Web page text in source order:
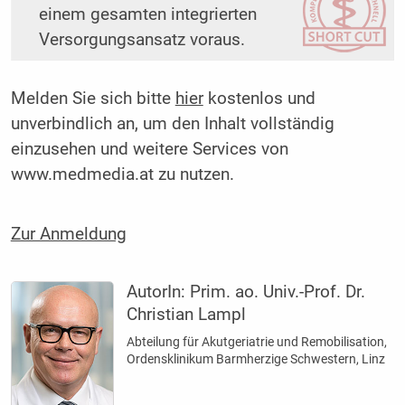
einem gesamten integrierten
Versorgungsansatz voraus.
Melden Sie sich bitte hierkostenlos und
unverbindlich an, um den Inhalt vollständig
einzusehen und weitere Services von
www.medmedia.at zu nutzen.
Zur Anmeldung
AutorIn: Prim. ao. Univ.-Prof. Dr.
Christian Lampl
Abteilung für Akutgeriatrie und Remobilisation,
Ordensklinikum Barm­herzige Schwestern, Linz